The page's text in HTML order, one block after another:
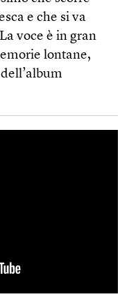
e che si va
voce è in gran
lontane,